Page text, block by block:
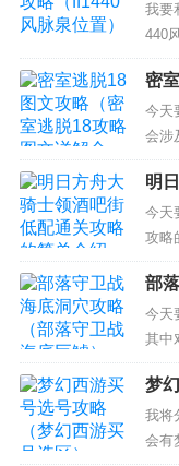
我要
440
文目
国服
人知
龙堡
密
文
今天
会涉
样的
动迷
3、
落的
明
简
今天
攻略
可以
1、
-3低
18低
部
底
今天
其中
绍，
一览
4怎
守卫
梦
区）
我将
会有